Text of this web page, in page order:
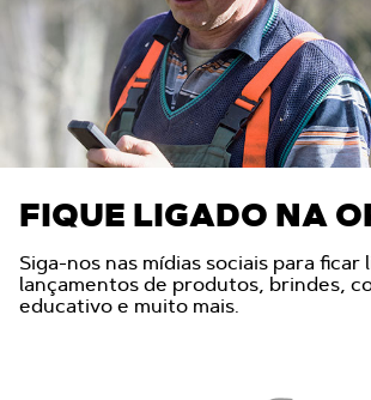
FIQUE LIGADO NA
Siga-nos nas mídias sociais para ficar
lançamentos de produtos, brindes,
educativo e muito mais.